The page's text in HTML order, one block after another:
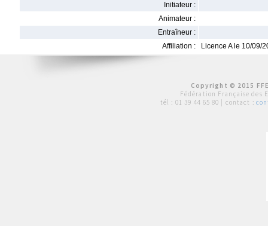
Initiateur :
Animateur :
Entraîneur :
Affiliation :
Licence A le 10/09/
Copyright © 2015
Fédération Française des
tél : 01 39 44 65 80 | contact :